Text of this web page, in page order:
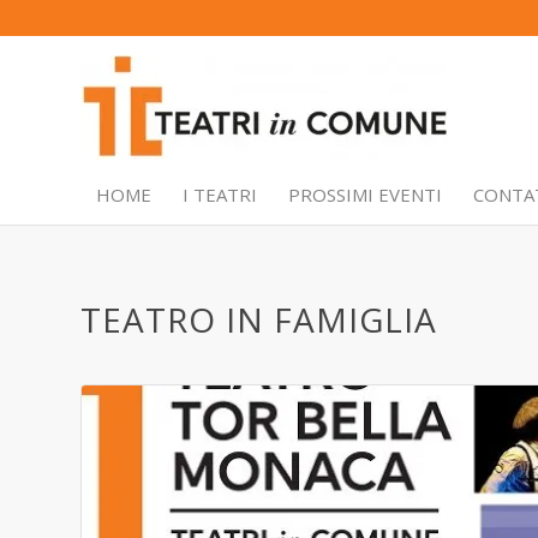
HOME I TEATRI PROSSIMI EVENTI
TEATRO IN FAMIGLIA